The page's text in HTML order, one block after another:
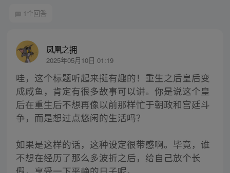
1个回答
凤凰之拥
2025年05月10日 01:19
哇，这个标题听起来挺有趣的！重生之后皇后变
成咸鱼，肯定有很多故事可以讲。你是说这个皇
后在重生后不想再像以前那样忙于朝政和宫廷斗
争，而是想过点悠闲的生活吗？
如果是这样的话，这种设定很带感啊。毕竟，谁
不想在经历了那么多波折之后，给自己放个长